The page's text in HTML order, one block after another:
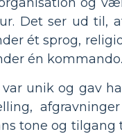
Det ser ud til,
ét sprog,
én kommando.
unik og gav
tone og tilgang